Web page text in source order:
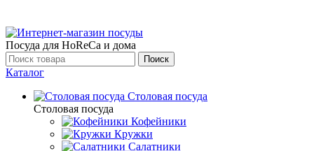
Посуда для HoReCa и дома
Поиск
Каталог
Столовая посуда
Столовая посуда
Кофейники
Кружки
Салатники